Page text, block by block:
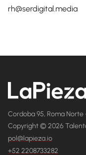
rh@serdigital.media
Cordoba 95, Roma Norte
Copyright © 2026
pol@lapieza.io
+52 2208733282